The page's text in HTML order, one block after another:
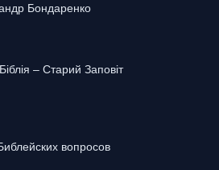
Бондаренко
– Старий Заповіт
вопросов